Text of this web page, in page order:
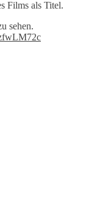
Films als Titel.
sehen.